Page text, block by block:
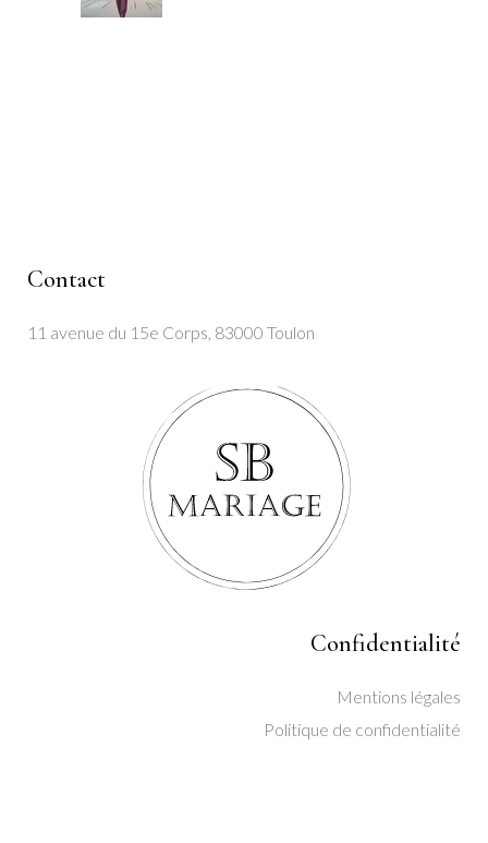
Contact
11 avenue du 15e Corps, 83000 Toulon
Confidentialité
Mentions légales
Politique de confidentialité